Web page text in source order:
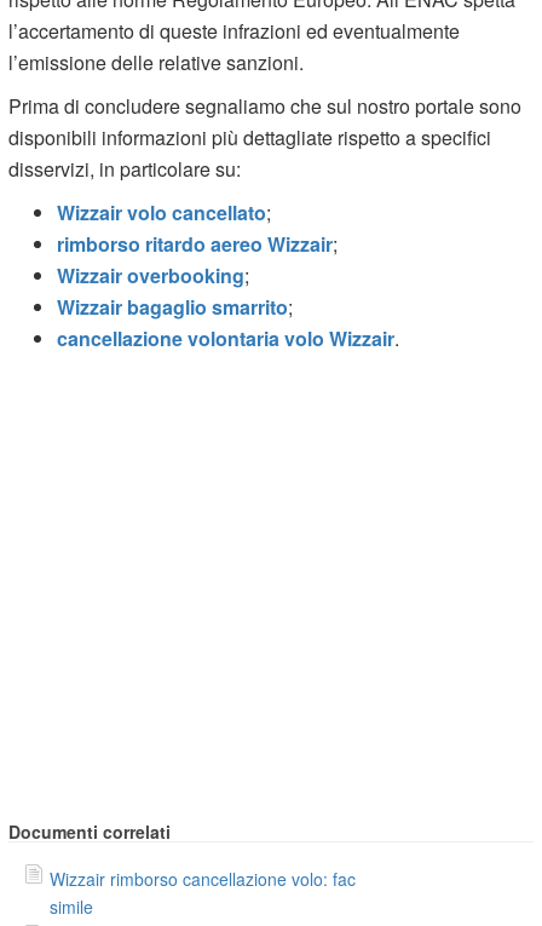
l’accertamento di queste infrazioni ed eventualmente
l’emissione delle relative sanzioni.
Prima di concludere segnaliamo che sul nostro portale sono
disponibili informazioni più dettagliate rispetto a specifici
disservizi, in particolare su:
Wizzair volo cancellato;
rimborso ritardo aereo Wizzair;
Wizzair overbooking;
Wizzair bagaglio smarrito;
cancellazione volontaria volo Wizzair.
Documenti correlati
Wizzair rimborso cancellazione volo: fac
simile